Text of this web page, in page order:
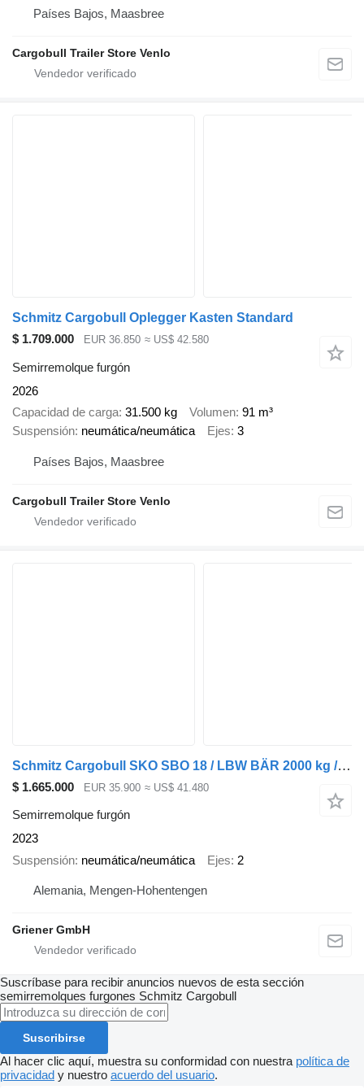
Países Bajos, Maasbree
Cargobull Trailer Store Venlo
Schmitz Cargobull Oplegger Kasten Standard
$ 1.709.000
EUR 36.850 ≈ US$ 42.580
Semirremolque furgón
2026
Capacidad de carga 31.500 kg Volumen 91 m³
Suspensión neumática/neumática Ejes 3
Países Bajos, Maasbree
Cargobull Trailer Store Venlo
Schmitz Cargobull SKO SBO 18 / LBW BÄR 2000 kg /ROLLTOR / 3 x ZURR
$ 1.665.000 EUR 35.900 ≈ US$ 41.480
Semirremolque furgón
2023
Suspensión neumática/neumática Ejes 2
Alemania, Mengen-Hohentengen
Griener GmbH
Suscríbase para recibir anuncios nuevos de esta sección
semirremolques furgones Schmitz Cargobull
Suscribirse
Al hacer clic aquí, muestra su conformidad con nuestra política de
privacidad y nuestro acuerdo del usuario.